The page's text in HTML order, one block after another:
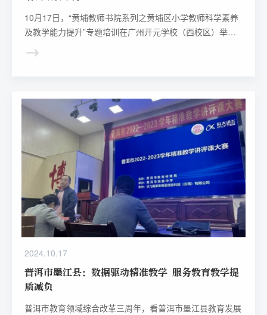
10月17日，“黄埔教师书院系列之黄埔区小学教师科学素养
及教学能力提升”专题培训在广州开元学校（西校区）举
2024.10.17
普洱市墨江县：数据驱动精准教学 服务教育教学提
质减负
普洱市教育领域综合改革三周年，看普洱市墨江县教育发展